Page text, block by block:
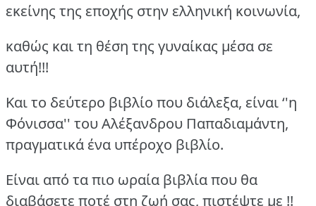
εκείνης της εποχής στην ελληνική κοινωνία,
καθώς και τη θέση της γυναίκας μέσα σε
αυτή!!!
Και το δεύτερο βιβλίο που διάλεξα, είναι ‘'η
Φόνισσα'' του Αλέξανδρου Παπαδιαμάντη,
πραγματικά ένα υπέροχο βιβλίο.
Είναι από τα πιο ωραία βιβλία που θα
διαβάσετε ποτέ στη ζωή σας, πιστέψτε με !!